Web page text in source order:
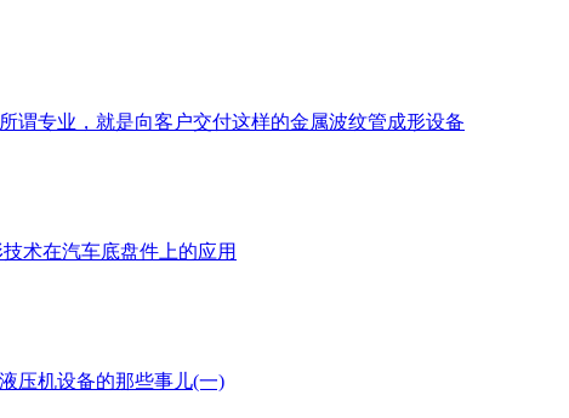
谓专业，就是向客户交付这样的金属波纹管成形设备
术在汽车底盘件上的应用
压机设备的那些事儿(一)